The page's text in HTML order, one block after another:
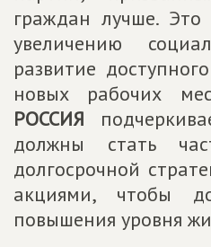
граждан лучше.
увеличению
развитие
новых рабочих
РОССИЯ
должны стать
долгосрочной
акциями, чтобы
повышения уровня